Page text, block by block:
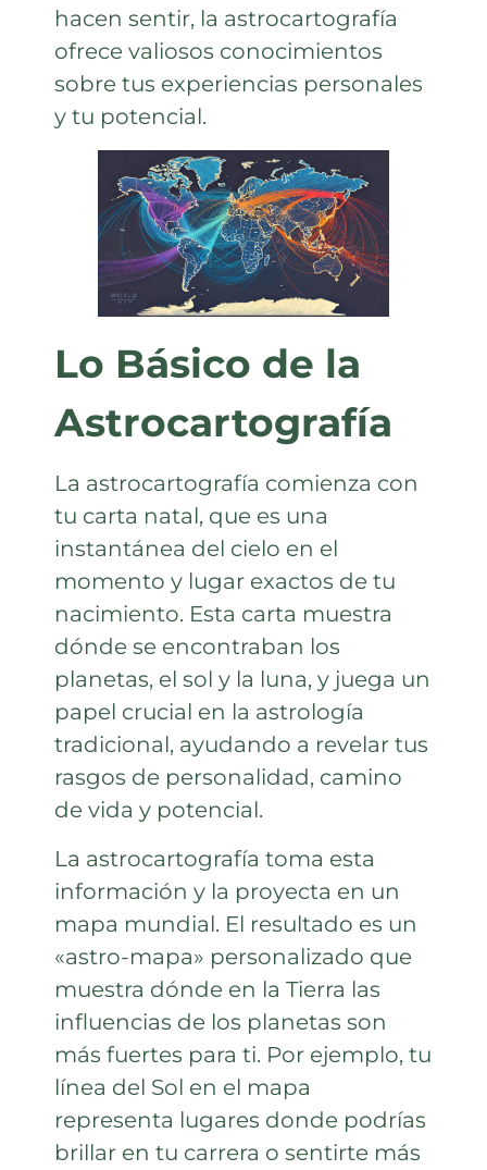
hacen sentir, la astrocartografía
ofrece valiosos conocimientos
sobre tus experiencias personales
y tu potencial.
Lo Básico de la
Astrocartografía
La astrocartografía comienza con
tu carta natal, que es una
instantánea del cielo en el
momento y lugar exactos de tu
nacimiento. Esta carta muestra
dónde se encontraban los
planetas, el sol y la luna, y juega un
papel crucial en la astrología
tradicional, ayudando a revelar tus
rasgos de personalidad, camino
de vida y potencial.
La astrocartografía toma esta
información y la proyecta en un
mapa mundial. El resultado es un
«astro-mapa» personalizado que
muestra dónde en la Tierra las
influencias de los planetas son
más fuertes para ti. Por ejemplo, tu
línea del Sol en el mapa
representa lugares donde podrías
brillar en tu carrera o sentirte más